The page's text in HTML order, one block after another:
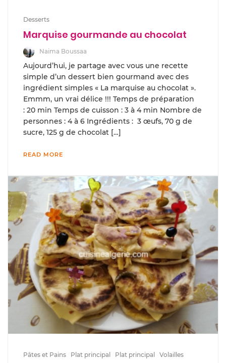
Desserts
Marquise gourmande au chocolat
Naima Boussaa
Aujourd’hui, je partage avec vous une recette
simple d’un dessert bien gourmand avec des
ingrédient simples « La marquise au chocolat ».
Emmm, un vrai délice !!! Temps de préparation
: 20 min Temps de cuisson : 3 à 4 min Nombre de
personnes : 4 à 6 Ingrédients : 3 œufs, 70 g de
sucre, 125 g de chocolat […]
READ MORE
Pâtes et Pains Plat principal Plat principal
Volailles